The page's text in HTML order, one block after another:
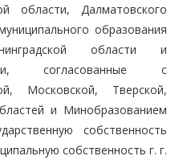
области, Далматовского
образования
области и
согласованные с
Московской, Тверской,
и Минобразованием
собственность
собственность г. г.